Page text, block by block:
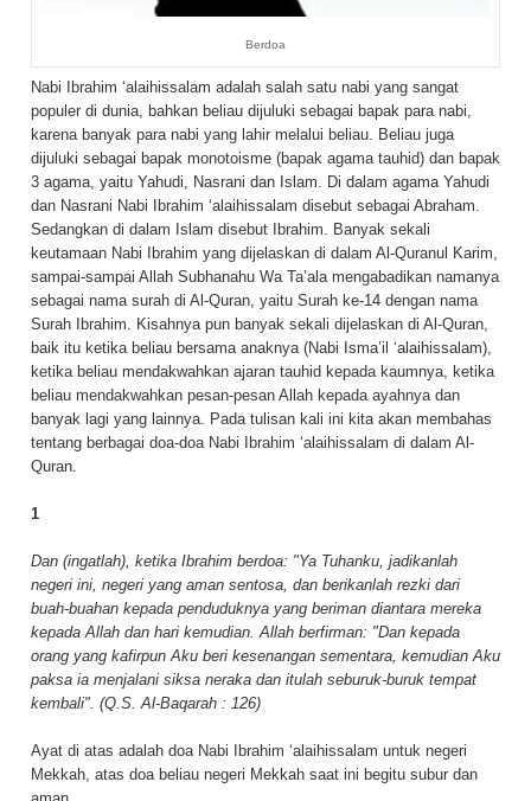
Berdoa
Nabi Ibrahim ‘alaihissalam adalah salah satu nabi yang sangat
populer di dunia, bahkan beliau dijuluki sebagai bapak para nabi,
karena banyak para nabi yang lahir melalui beliau. Beliau juga
dijuluki sebagai bapak monotoisme (bapak agama tauhid) dan bapak
3 agama, yaitu Yahudi, Nasrani dan Islam. Di dalam agama Yahudi
dan Nasrani Nabi Ibrahim ‘alaihissalam disebut sebagai Abraham.
Sedangkan di dalam Islam disebut Ibrahim. Banyak sekali
keutamaan Nabi Ibrahim yang dijelaskan di dalam Al-Quranul Karim,
sampai-sampai Allah Subhanahu Wa Ta’ala mengabadikan namanya
sebagai nama surah di Al-Quran, yaitu Surah ke-14 dengan nama
Surah Ibrahim. Kisahnya pun banyak sekali dijelaskan di Al-Quran,
baik itu ketika beliau bersama anaknya (Nabi Isma’il ‘alaihissalam),
ketika beliau mendakwahkan ajaran tauhid kepada kaumnya, ketika
beliau mendakwahkan pesan-pesan Allah kepada ayahnya dan
banyak lagi yang lainnya. Pada tulisan kali ini kita akan membahas
tentang berbagai doa-doa Nabi Ibrahim ‘alaihissalam di dalam Al-
Quran.
1
Dan (ingatlah), ketika Ibrahim berdoa: "Ya Tuhanku, jadikanlah
negeri ini, negeri yang aman sentosa, dan berikanlah rezki dari
buah-buahan kepada penduduknya yang beriman diantara mereka
kepada Allah dan hari kemudian. Allah berfirman: "Dan kepada
orang yang kafirpun Aku beri kesenangan sementara, kemudian Aku
paksa ia menjalani siksa neraka dan itulah seburuk-buruk tempat
kembali". (Q.S. Al-Baqarah : 126)
Ayat di atas adalah doa Nabi Ibrahim ‘alaihissalam untuk negeri
Mekkah, atas doa beliau negeri Mekkah saat ini begitu subur dan